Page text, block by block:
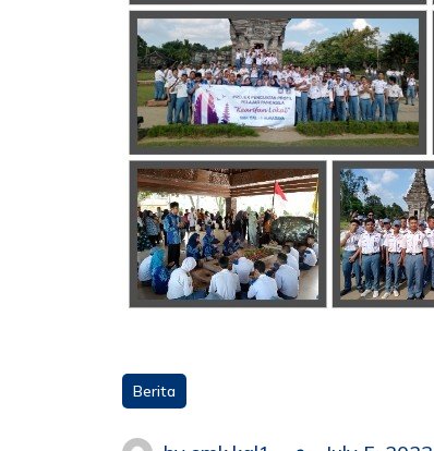
Berita